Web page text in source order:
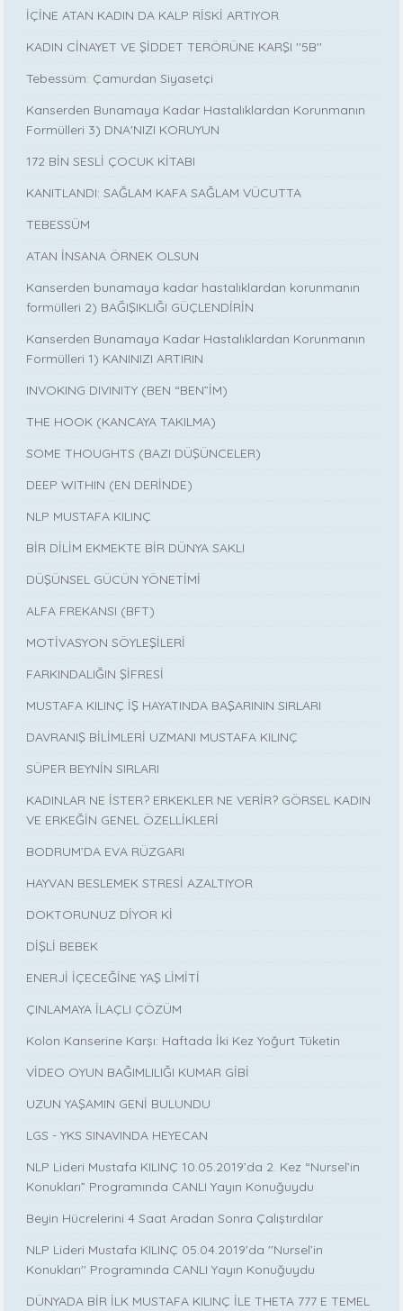
İÇİNE ATAN KADIN DA KALP RİSKİ ARTIYOR
KADIN CİNAYET VE ŞİDDET TERÖRÜNE KARŞI ''5B''
Tebessüm: Çamurdan Siyasetçi
Kanserden Bunamaya Kadar Hastalıklardan Korunmanın
Formülleri 3) DNA'NIZI KORUYUN
172 BİN SESLİ ÇOCUK KİTABI
KANITLANDI: SAĞLAM KAFA SAĞLAM VÜCUTTA
TEBESSÜM
ATAN İNSANA ÖRNEK OLSUN
Kanserden bunamaya kadar hastalıklardan korunmanın
formülleri 2) BAĞIŞIKLIĞI GÜÇLENDİRİN
Kanserden Bunamaya Kadar Hastalıklardan Korunmanın
Formülleri 1) KANINIZI ARTIRIN
INVOKING DIVINITY (BEN “BEN”İM)
THE HOOK (KANCAYA TAKILMA)
SOME THOUGHTS (BAZI DÜŞÜNCELER)
DEEP WITHIN (EN DERİNDE)
NLP MUSTAFA KILINÇ
BİR DİLİM EKMEKTE BİR DÜNYA SAKLI
DÜŞÜNSEL GÜCÜN YÖNETİMİ
ALFA FREKANSI (BFT)
MOTİVASYON SÖYLEŞİLERİ
FARKINDALIĞIN ŞİFRESİ
MUSTAFA KILINÇ İŞ HAYATINDA BAŞARININ SIRLARI
DAVRANIŞ BİLİMLERİ UZMANI MUSTAFA KILINÇ
SÜPER BEYNİN SIRLARI
KADINLAR NE İSTER? ERKEKLER NE VERİR? GÖRSEL KADIN
VE ERKEĞİN GENEL ÖZELLİKLERİ
BODRUM’DA EVA RÜZGARI
HAYVAN BESLEMEK STRESİ AZALTIYOR
DOKTORUNUZ DİYOR Kİ
DİŞLİ BEBEK
ENERJİ İÇECEĞİNE YAŞ LİMİTİ
ÇINLAMAYA İLAÇLI ÇÖZÜM
Kolon Kanserine Karşı: Haftada İki Kez Yoğurt Tüketin
VİDEO OYUN BAĞIMLILIĞI KUMAR GİBİ
UZUN YAŞAMIN GENİ BULUNDU
LGS - YKS SINAVINDA HEYECAN
NLP Lideri Mustafa KILINÇ 10.05.2019’da 2. Kez “Nursel’in
Konukları” Programında CANLI Yayın Konuğuydu
Beyin Hücrelerini 4 Saat Aradan Sonra Çalıştırdılar
NLP Lideri Mustafa KILINÇ 05.04.2019'da ''Nursel’in
Konukları'' Programında CANLI Yayın Konuğuydu
DÜNYADA BİR İLK MUSTAFA KILINÇ İLE THETA 777 E TEMEL